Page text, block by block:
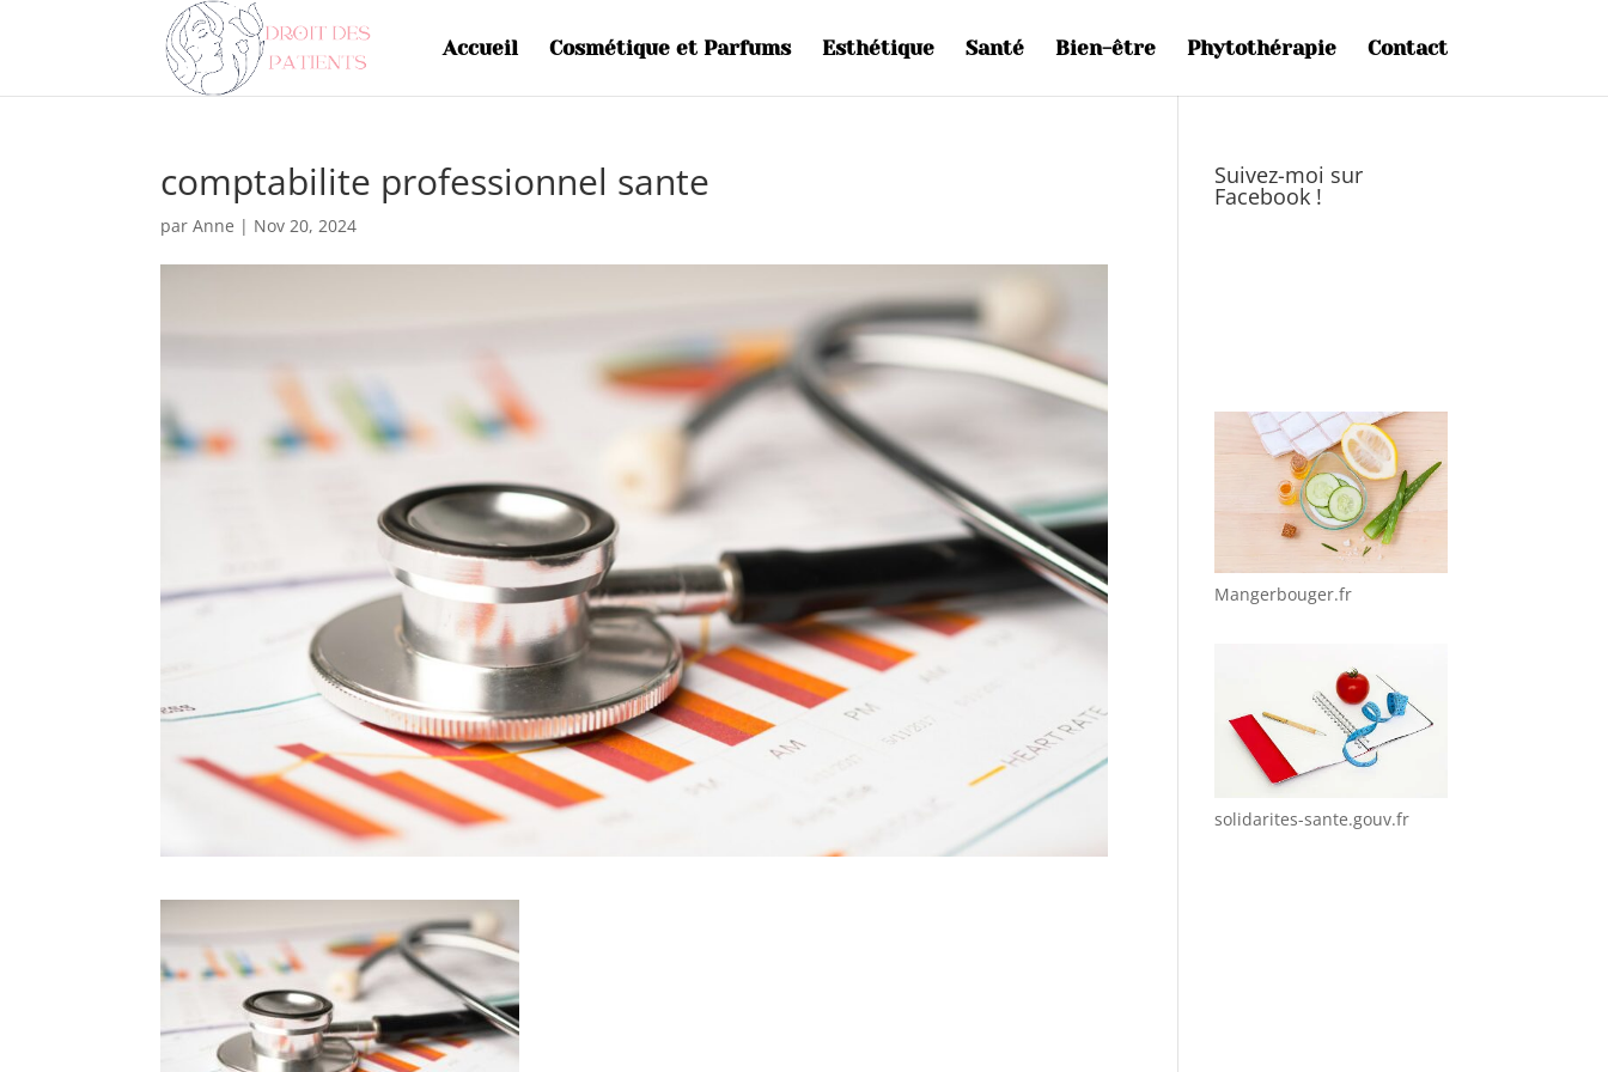
Accueil Cosmétique et Parfums Esthétique Santé Bien-être Phytothérapie Contact
comptabilite professionnel sante
parAnne | Nov 20, 2024
Suivez-moi sur
Facebook !
Mangerbouger.fr
solidarites-sante.gouv.fr